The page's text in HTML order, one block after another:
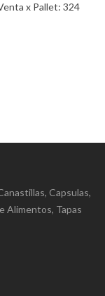
x Pallet: 324
Capsulas,
Alimentos, Tapas